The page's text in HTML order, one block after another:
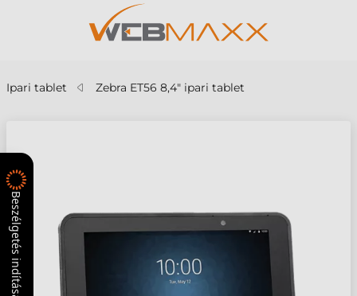
Ipari tablet Zebra ET56 8,4" ipari tablet
Beszélgetés indítása